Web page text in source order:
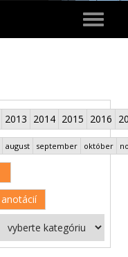
Toggle
2013 2014 2015 2016
august september október